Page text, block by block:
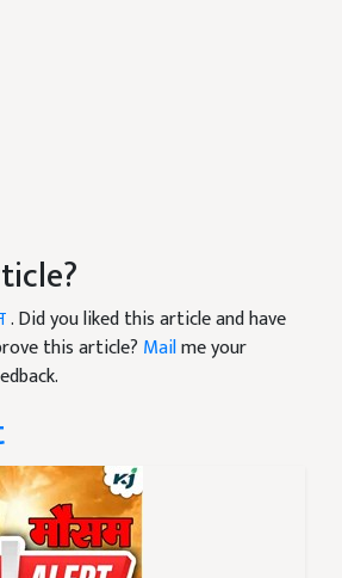
. Did you liked this article and have
this article? Mailme your